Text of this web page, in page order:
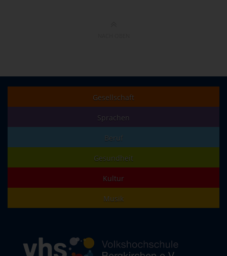
Gesellschaft
Sprachen
Beruf
Gesundheit
Kultur
Musik